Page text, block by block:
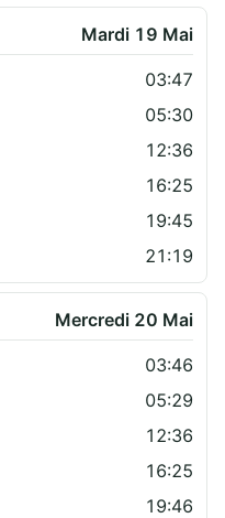
Mardi 19 Mai
03:47
05:30
12:36
16:25
19:45
21:19
Mercredi 20 Mai
03:46
05:29
12:36
16:25
19:46